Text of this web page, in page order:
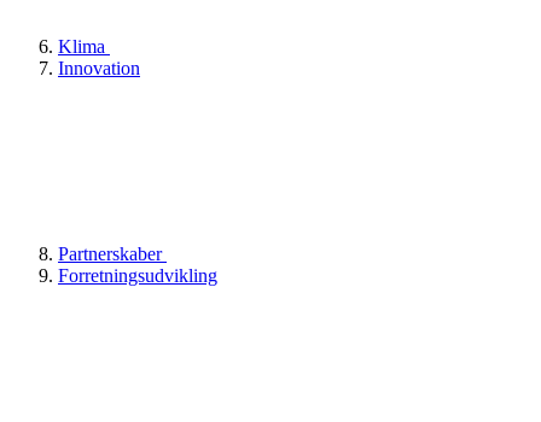
Klima
Innovation
Partnerskaber
Forretningsudvikling